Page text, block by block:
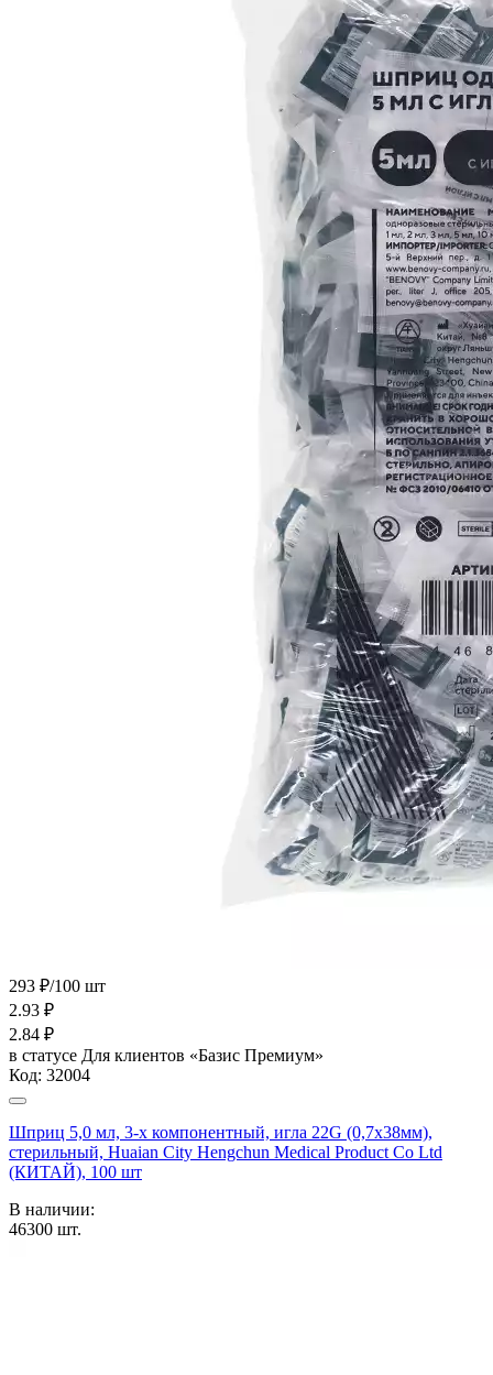
293 ₽/100 шт
2.93 ₽
2.84 ₽
в статусе Для клиентов «Базис Премиум»
Код: 32004
Шприц 5,0 мл, 3-х компонентный, игла 22G (0,7х38мм),
стерильный, Huaian City Hengchun Medical Product Co Ltd
(КИТАЙ), 100 шт
В наличии:
46300 шт.